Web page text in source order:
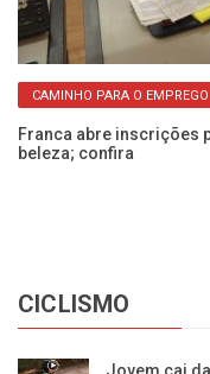
CAMINHO PARA O EMPREGO
Franca abre inscrições
beleza; confira
CICLISMO
Jovem cai